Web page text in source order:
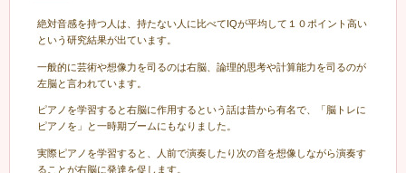
絶対音感を持つ人は、持たない人に比べてIQが平均して１０ポイント高い
という研究結果が出ています。
一般的に芸術や想像力を司るのは右脳、論理的思考や計算能力を司るのが
左脳と言われています。
ピアノを学習すると右脳に作用するという話は昔から有名で、「脳トレに
ピアノを」と一時期ブームにもなりました。
実際ピアノを学習すると、人前で演奏したり次の音を想像しながら演奏す
ることが右脳に発達を促します。